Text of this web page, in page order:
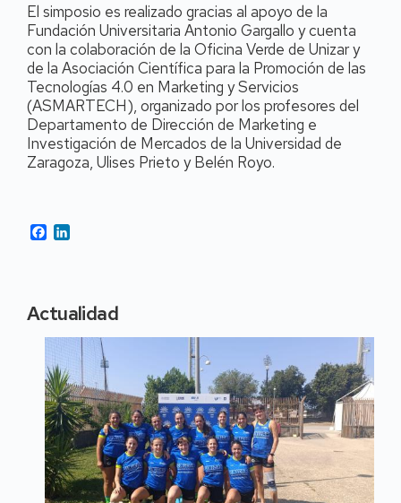
El simposio es realizado gracias al apoyo de la
Fundación Universitaria Antonio Gargallo y cuenta
con la colaboración de la Oficina Verde de Unizar y
de la Asociación Científica para la Promoción de las
Tecnologías 4.0 en Marketing y Servicios
(ASMARTECH), organizado por los profesores del
Departamento de Dirección de Marketing e
Investigación de Mercados de la Universidad de
Zaragoza, Ulises Prieto y Belén Royo.
Facebook
Actualidad